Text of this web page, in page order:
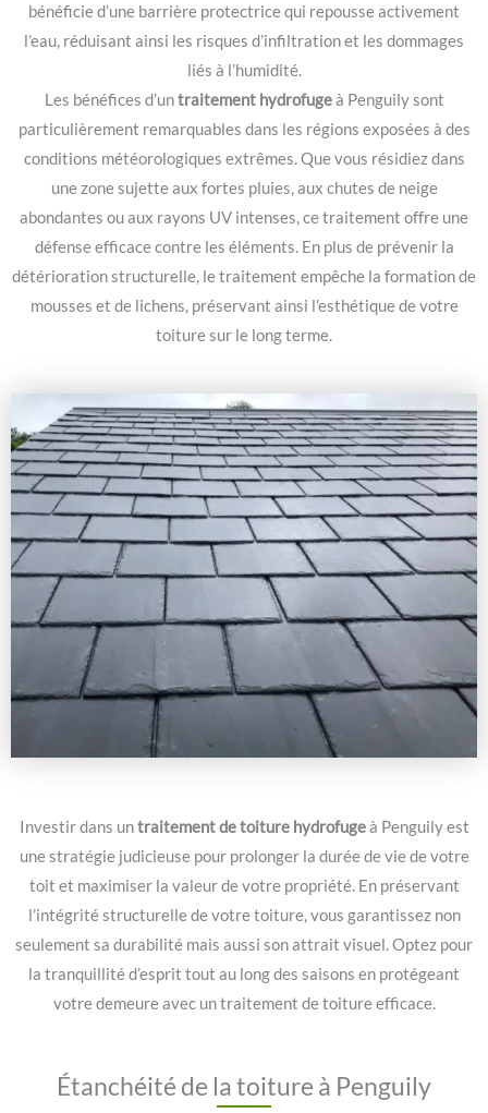
bénéficie d’une barrière protectrice qui repousse activement
l’eau, réduisant ainsi les risques d’infiltration et les dommages
liés à l’humidité.
Les bénéfices d’untraitement hydrofugeà Penguily sont
particulièrement remarquables dans les régions exposées à des
conditions météorologiques extrêmes. Que vous résidiez dans
une zone sujette aux fortes pluies, aux chutes de neige
abondantes ou aux rayons UV intenses, ce traitement offre une
défense efficace contre les éléments. En plus de prévenir la
détérioration structurelle, le traitement empêche la formation de
mousses et de lichens, préservant ainsi l’esthétique de votre
toiture sur le long terme.
Investir dans untraitement de toiture hydrofugeà Penguily est
une stratégie judicieuse pour prolonger la durée de vie de votre
toit et maximiser la valeur de votre propriété. En préservant
l’intégrité structurelle de votre toiture, vous garantissez non
seulement sa durabilité mais aussi son attrait visuel. Optez pour
la tranquillité d’esprit tout au long des saisons en protégeant
votre demeure avec un traitement de toiture efficace.
Étanchéité de la toiture à Penguily